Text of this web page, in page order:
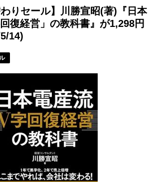
りセール】川勝宣昭(著)『日本
復経営」の教科書』が1,298円
14)